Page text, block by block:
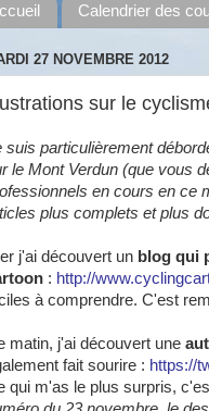
Calendrier des
27 NOVEMBRE 2012
sur le
suis particulièrement
le Mont Verdun (que vous
en cours en ce
plus complets et plus
j'ai découvert un blog qui
: http://
à comprendre. C'est
matin, j'ai découvert une
fait sourire : https://
qui m'as le plus surpris,